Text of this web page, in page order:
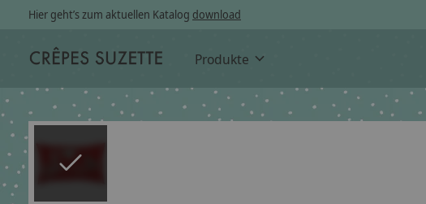
Hier geht’s zum aktuellen Katalog download
Produkte